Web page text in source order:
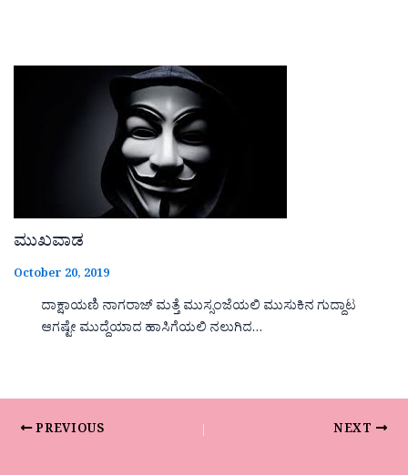
ಮುಖವಾಡ
October 20, 2019
ದಾಕ್ಷಾಯಣಿ ನಾಗರಾಜ್ ಮತ್ತೆ ಮುಸ್ಸಂಜೆಯಲಿ ಮುಸುಕಿನ ಗುದ್ದಾಟ
ಆಗಷ್ಟೇ ಮುದ್ದೆಯಾದ ಹಾಸಿಗೆಯಲಿ ನಲುಗಿದ…
PREVIOUS NEXT